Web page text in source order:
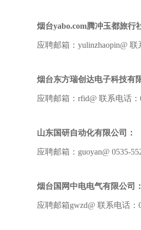
烟台yabo.com腾冲玉都旅行
应聘邮箱：yulinzhaopin@ 联
烟台东方瑞创达电子科技有
应聘邮箱：rfid@ 联系电话：
山东国研自动化有限公司：
应聘邮箱：guoyan@ 0535-
烟台国网中电电气有限公司：
应聘邮箱gwzd@ 联系电话：